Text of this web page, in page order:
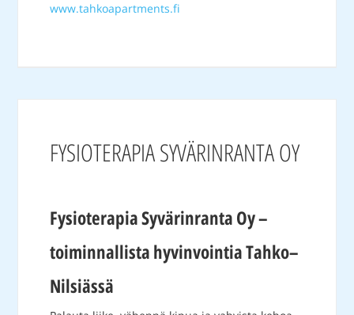
www.tahkoapartments.fi
FYSIOTERAPIA SYVÄRINRANTA OY
Fysioterapia Syvärinranta Oy –
toiminnallista hyvinvointia Tahko–
Nilsiässä